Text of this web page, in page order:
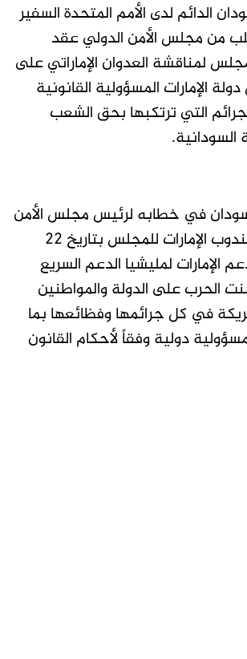
الدائم لدى الأمم المتحدة السفير
من مجلس الأمن الدولي عقد
لمناقشة العدوان الإماراتي على
الإمارات المسؤولية القانونية
التي ترتكبها بحق الشعب
السودانية.
في خطابه لرئيس مجلس الأمن
ردا على مذكرة مندوب الإمارات للمجلس بتاريخ 22
أن دعم الإمارات لمليشيا الدعم السريع
الحرب على الدولة والمواطنين
في كل جرائمها وفظائعها بما
دولية وفقاً لأحكام القانون